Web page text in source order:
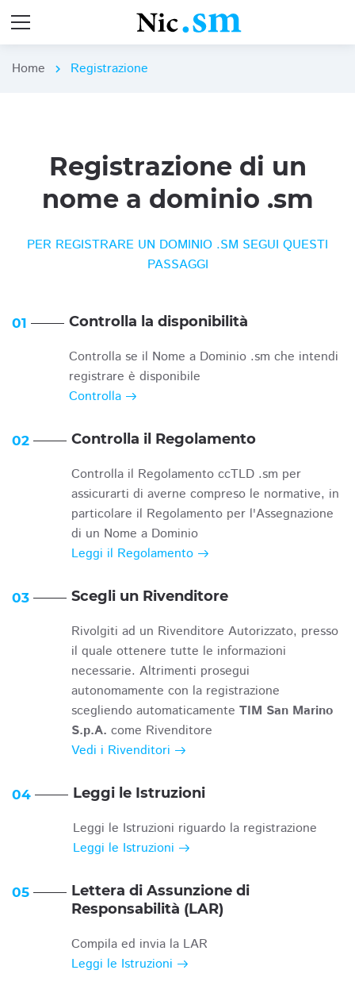
Home chevron_right Registrazione
Registrazione di un
nome a dominio .sm
PER REGISTRARE UN DOMINIO .SM SEGUI QUESTI
PASSAGGI
01 Controlla la disponibilità
Controlla se il Nome a Dominio .sm che intendi
registrare è disponibile
Controlla
02 Controlla il Regolamento
Controlla il Regolamento ccTLD .sm per
assicurarti di averne compreso le normative, in
particolare il Regolamento per l'Assegnazione
di un Nome a Dominio
Leggi il Regolamento
03 Scegli un Rivenditore
Rivolgiti ad un Rivenditore Autorizzato, presso
il quale ottenere tutte le informazioni
necessarie. Altrimenti prosegui
autonomamente con la registrazione
scegliendo automaticamente TIM San Marino
S.p.A. come Rivenditore
Vedi i Rivenditori
04 Leggi le Istruzioni
Leggi le Istruzioni riguardo la registrazione
Leggi le Istruzioni
05
Lettera di Assunzione di
Responsabilità (LAR)
Compila ed invia la LAR
Leggi le Istruzioni